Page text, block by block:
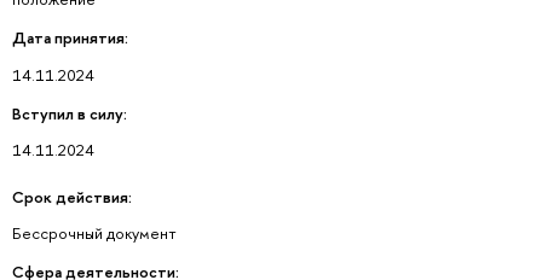
Дата принятия:
14.11.2024
Вступил в силу:
14.11.2024
Срок действия:
Бессрочный документ
Сфера деятельности: